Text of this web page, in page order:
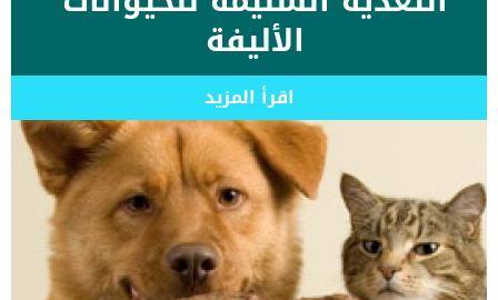
الأليفة
اقرأ المزيد